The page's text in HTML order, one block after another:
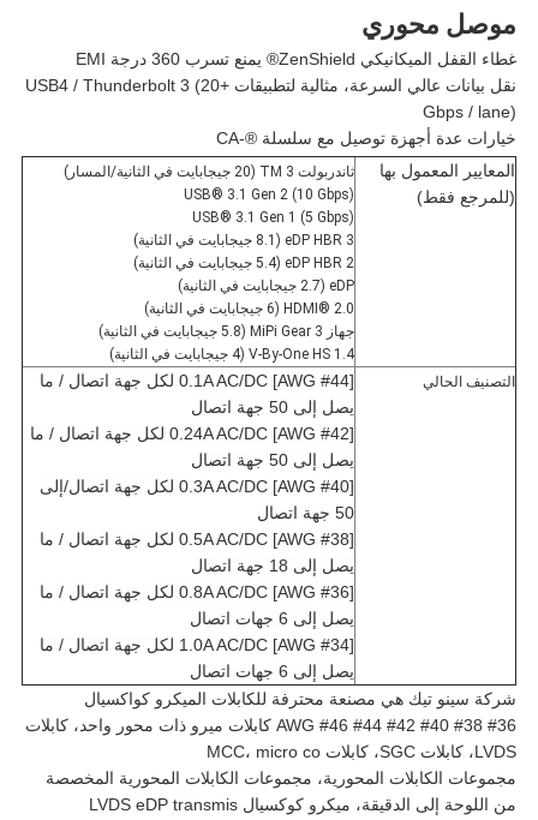
موصل محوري
غطاء القفل الميكانيكي ZenShield® يمنع تسرب 360 درجة EMI
نقل بيانات عالي السرعة، مثالية لتطبيقات USB4 / Thunderbolt 3 (20+
Gbps / lane)
خيارات عدة أجهزة توصيل مع سلسلة ®-CA
المعايير المعمول بها
(للمرجع فقط)
ثاندربولت TM 3 (20 جيجابايت في الثانية/المسار)
USB® 3.1 Gen 2 (10 Gbps)
USB® 3.1 Gen 1 (5 Gbps)
eDP HBR 3 (8.1 جيجابايت في الثانية)
eDP HBR 2 (5.4 جيجابايت في الثانية)
eDP (2.7 جيجابايت في الثانية)
HDMI® 2.0 (6 جيجابايت في الثانية)
جهاز MiPi Gear 3 (5.8 جيجابايت في الثانية)
V-By-One HS 1.4 (4 جيجابايت في الثانية)
التصنيف الحالي
0.1A AC/DC [AWG #44] لكل جهة اتصال / ما
يصل إلى 50 جهة اتصال
0.24A AC/DC [AWG #42] لكل جهة اتصال / ما
يصل إلى 50 جهة اتصال
0.3A AC/DC [AWG #40] لكل جهة اتصال/إلى
50 جهة اتصال
0.5A AC/DC [AWG #38] لكل جهة اتصال / ما
يصل إلى 18 جهة اتصال
0.8A AC/DC [AWG #36] لكل جهة اتصال / ما
يصل إلى 6 جهات اتصال
1.0A AC/DC [AWG #34] لكل جهة اتصال / ما
يصل إلى 6 جهات اتصال
شركة سينو تيك هي مصنعة محترفة للكابلات الميكرو كواكسيال
#36 #38 #40 #42 #44 #46 AWG كابلات ميرو ذات محور واحد، كابلات
LVDS، كابلات SGC، كابلات MCC، micro co
مجموعات الكابلات المحورية، مجموعات الكابلات المحورية المخصصة
من اللوحة إلى الدقيقة، ميكرو كوكسيال LVDS eDP transmis